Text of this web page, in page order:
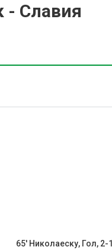
- Славия
65' Николаеску, Гол, 2-1